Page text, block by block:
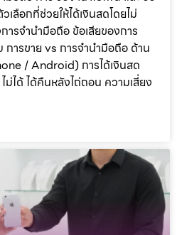
ลือกที่ช่วยให้ได้เงินสดโดยไม่
รจำนำมือถือ ข้อเสียของการ
การขาย vs การจำนำมือถือ ด้าน
/ Android) การได้เงินสด
ได้ ได้คืนหลังไถ่ถอน ความเสี่ยง